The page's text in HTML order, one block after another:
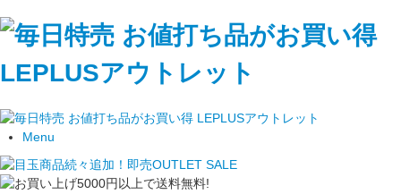
Menu